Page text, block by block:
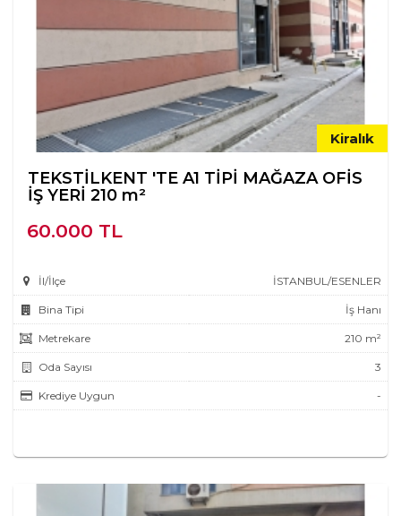
Kiralık
TEKSTİLKENT 'TE A1 TİPİ MAĞAZA OFİS
İŞ YERİ 210 m²
60.000 TL
İl/İlçe İSTANBUL/ESENLER
Bina Tipi İş Hanı
Metrekare 210 m²
Oda Sayısı 3
Krediye Uygun -